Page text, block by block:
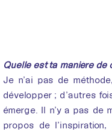
Quelle est ta manière de
Je n’ai pas de
développer ; d’autres
émerge. Il n’y a pas de
propos de